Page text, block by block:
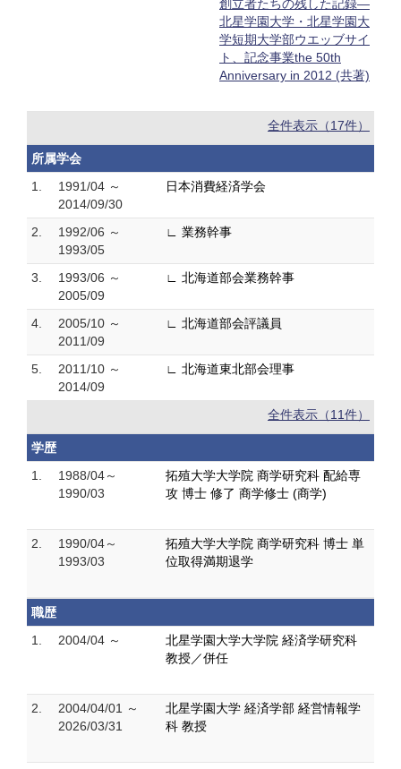
創立者たちの残した記録—
北星学園大学・北星学園大
学短期大学部ウエッブサイ
ト、記念事業the 50th
Anniversary in 2012 (共著)
全件表示（17件）
所属学会
1.
1991/04 ～
2014/09/30
日本消費経済学会
2.
1992/06 ～
1993/05
∟ 業務幹事
3.
1993/06 ～
2005/09
∟ 北海道部会業務幹事
4.
2005/10 ～
2011/09
∟ 北海道部会評議員
5.
2011/10 ～
2014/09
∟ 北海道東北部会理事
全件表示（11件）
学歴
1.
1988/04～
1990/03
拓殖大学大学院 商学研究科 配給専
攻 博士 修了 商学修士 (商学)
2.
1990/04～
1993/03
拓殖大学大学院 商学研究科 博士 単
位取得満期退学
職歴
1.
2004/04 ～
北星学園大学大学院 経済学研究科
教授／併任
2.
2004/04/01 ～
2026/03/31
北星学園大学 経済学部 経営情報学
科 教授